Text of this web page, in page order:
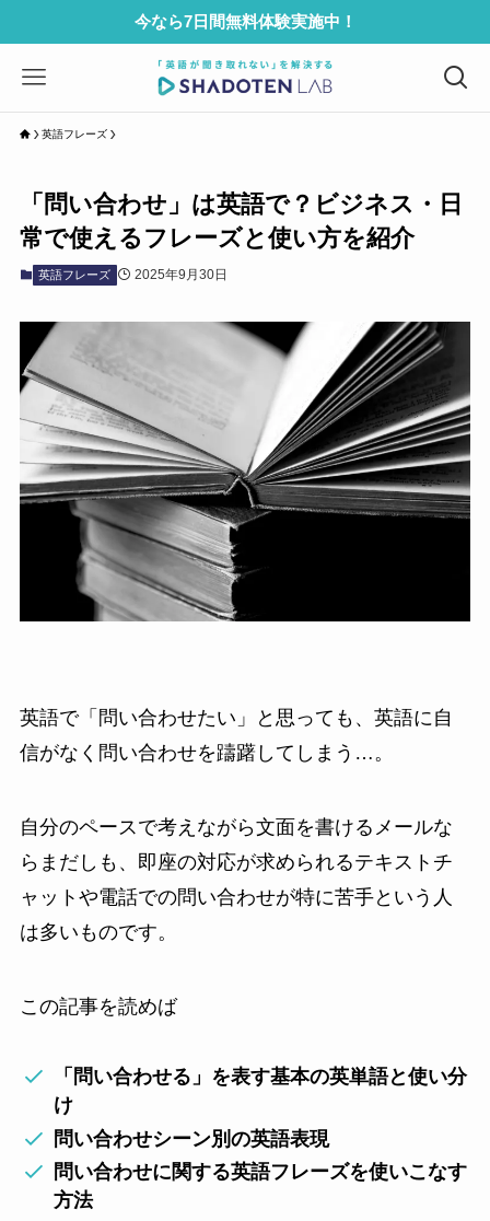
今なら7日間無料体験実施中！
英語フレーズ
「問い合わせ」は英語で？ビジネス・日
常で使えるフレーズと使い方を紹介
英語フレーズ 2025年9月30日
英語で「問い合わせたい」と思っても、英語に自
信がなく問い合わせを躊躇してしまう…。
自分のペースで考えながら文面を書けるメールな
らまだしも、即座の対応が求められるテキストチ
ャットや電話での問い合わせが特に苦手という人
は多いものです。
この記事を読めば
「問い合わせる」を表す基本の英単語と使い分
け
問い合わせシーン別の英語表現
問い合わせに関する英語フレーズを使いこなす
方法